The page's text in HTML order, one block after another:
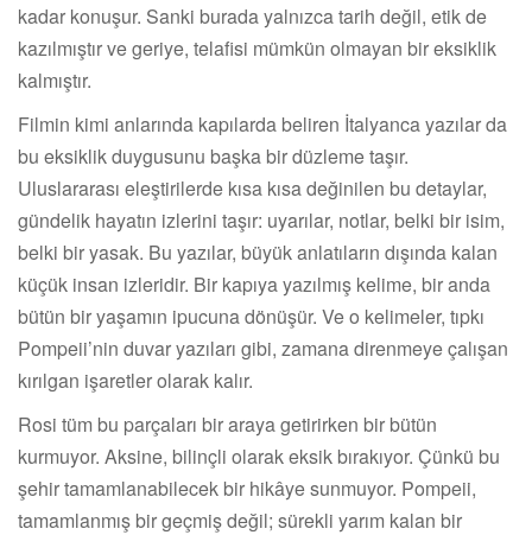
kadar konuşur. Sanki burada yalnızca tarih değil, etik de
kazılmıştır ve geriye, telafisi mümkün olmayan bir eksiklik
kalmıştır.
Filmin kimi anlarında kapılarda beliren İtalyanca yazılar da
bu eksiklik duygusunu başka bir düzleme taşır.
Uluslararası eleştirilerde kısa kısa değinilen bu detaylar,
gündelik hayatın izlerini taşır: uyarılar, notlar, belki bir isim,
belki bir yasak. Bu yazılar, büyük anlatıların dışında kalan
küçük insan izleridir. Bir kapıya yazılmış kelime, bir anda
bütün bir yaşamın ipucuna dönüşür. Ve o kelimeler, tıpkı
Pompeii’nin duvar yazıları gibi, zamana direnmeye çalışan
kırılgan işaretler olarak kalır.
Rosi tüm bu parçaları bir araya getirirken bir bütün
kurmuyor. Aksine, bilinçli olarak eksik bırakıyor. Çünkü bu
şehir tamamlanabilecek bir hikâye sunmuyor. Pompeii,
tamamlanmış bir geçmiş değil; sürekli yarım kalan bir